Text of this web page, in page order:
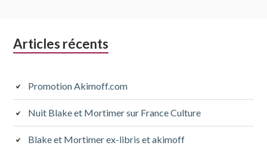
Colonne
subsidiaire
Articles récents
Promotion Akimoff.com
Nuit Blake et Mortimer sur France Culture
Blake et Mortimer ex-libris et akimoff